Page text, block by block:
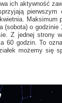
ich aktywność
o godzinie
Z jednej strony
60 godzin. To
możemy się